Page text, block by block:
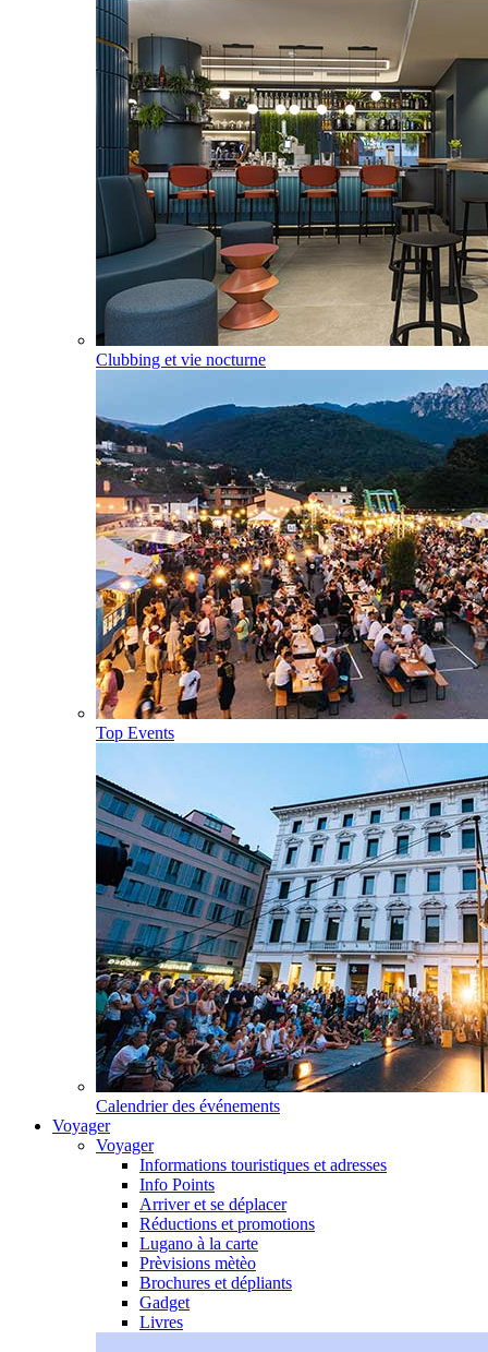
Clubbing et vie nocturne
Top Events
Calendrier des événements
Voyager
Voyager
Informations touristiques et adresses
Info Points
Arriver et se déplacer
Réductions et promotions
Lugano à la carte
Prèvisions mètèo
Brochures et dépliants
Gadget
Livres